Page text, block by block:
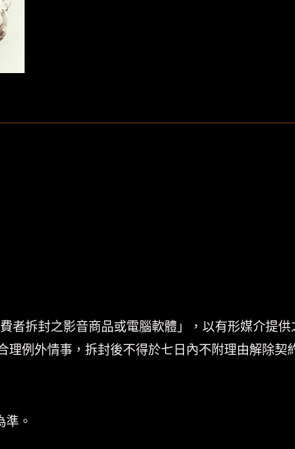
Sun/180g/DMM
數
拆封之影音商品或電腦軟體」，以有形媒介提供
例外情事，拆封後不得於七日內不附理由解除契
。